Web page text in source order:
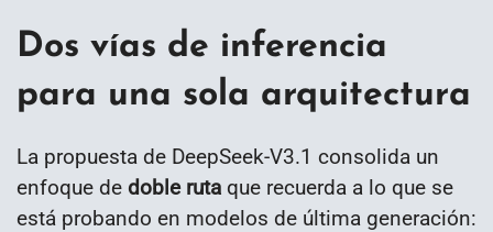
Dos vías de inferencia
para una sola arquitectura
La propuesta de DeepSeek-V3.1 consolida un
enfoque de doble ruta que recuerda a lo que se
está probando en modelos de última generación: